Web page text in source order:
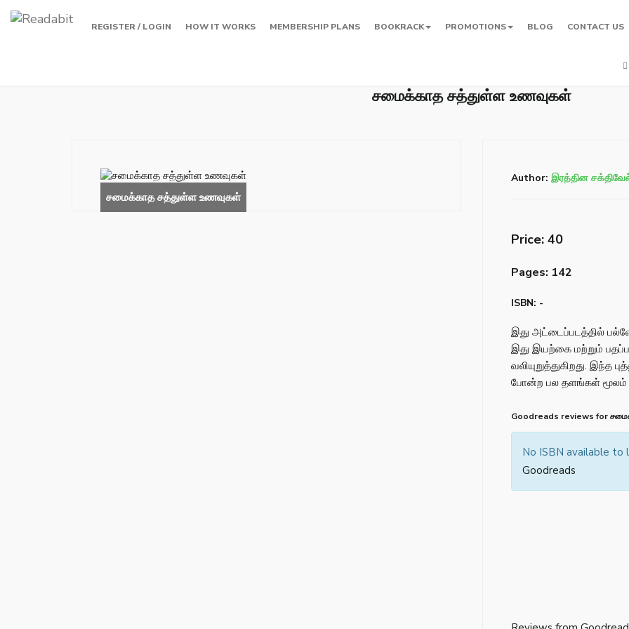
REGISTER / LOGIN HOW IT WORKS MEMBERSHIP PLANS BOOKRACK PROMOTIONS BLOG CONTACT US
சமைக்காத சத்துள்ள உணவுகள்
Author: இரத்தின
Price: ₹40
Pages: 142
ISBN: -
இது அட்டைப்படத்தில்
இது இயற்கை மற்றும்
வலியுறுத்துகிறது. இந்த
போன்ற பல தளங்கள் மூலம்
Goodreads reviews for
No ISBN available to
Goodreads